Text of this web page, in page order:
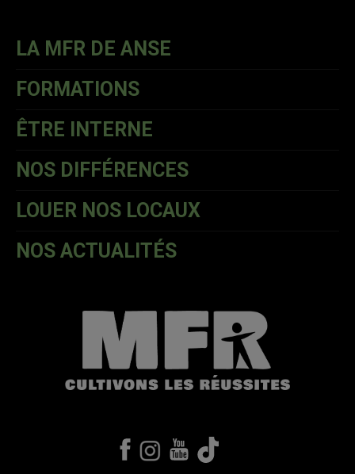
LA MFR DE ANSE
FORMATIONS
ÊTRE INTERNE
NOS DIFFÉRENCES
LOUER NOS LOCAUX
NOS ACTUALITÉS